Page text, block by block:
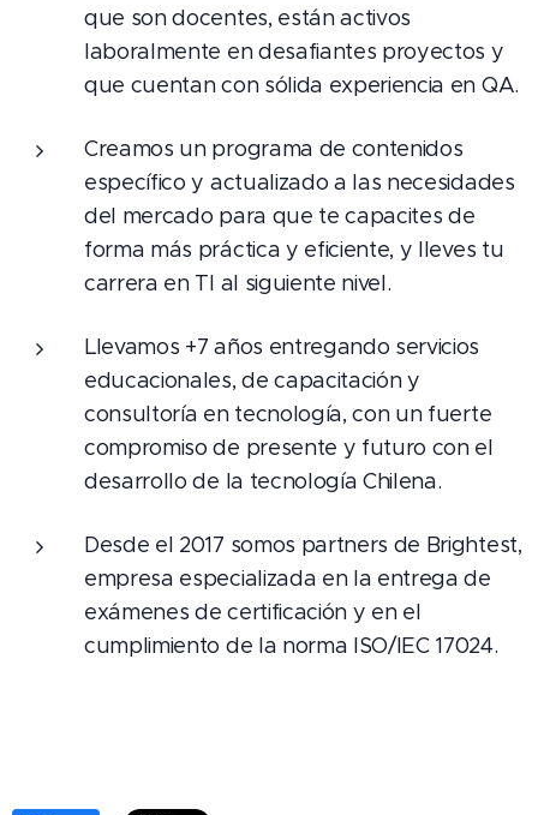
que son docentes, están activos
laboralmente en desafiantes proyectos y
que cuentan con sólida experiencia en QA.
Creamos un programa de contenidos
específico y actualizado a las necesidades
del mercado para que te capacites de
forma más práctica y eficiente, y lleves tu
carrera en TI al siguiente nivel.
Llevamos +7 años entregando servicios
educacionales, de capacitación y
consultoría en tecnología, con un fuerte
compromiso de presente y futuro con el
desarrollo de la tecnología Chilena.
Desde el 2017 somos partners de Brightest,
empresa especializada en la entrega de
exámenes de certificación y en el
cumplimiento de la norma ISO/IEC 17024.